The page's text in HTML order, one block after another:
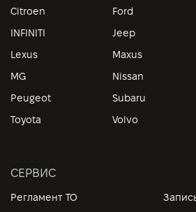
Citroen Ford
INFINITI
Jeep
Lexus
Maxus
MG
Nissan
Peugeot
Subaru
Toyota
Volvo
СЕРВИС
Регламент ТО